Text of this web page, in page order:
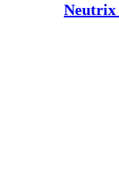
Neutrix